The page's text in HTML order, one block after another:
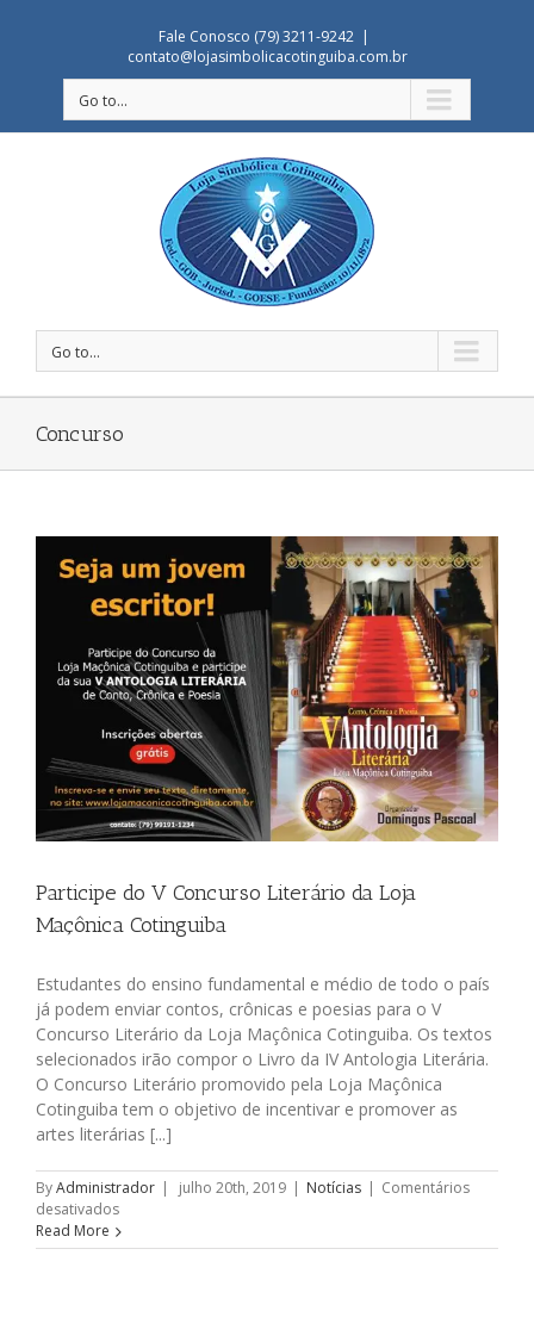
Fale Conosco (79) 3211-9242 |
contato@lojasimbolicacotinguiba.com.br
Go to...
Go to...
Concurso
Participe do V Concurso Literário da Loja
Maçônica Cotinguiba
Estudantes do ensino fundamental e médio de todo o país
já podem enviar contos, crônicas e poesias para o V
Concurso Literário da Loja Maçônica Cotinguiba. Os textos
selecionados irão compor o Livro da IV Antologia Literária.
O Concurso Literário promovido pela Loja Maçônica
Cotinguiba tem o objetivo de incentivar e promover as
artes literárias [...]
ByAdministrador | julho 20th, 2019 | Notícias | Comentários
desativadosem
Participe
do
Read More